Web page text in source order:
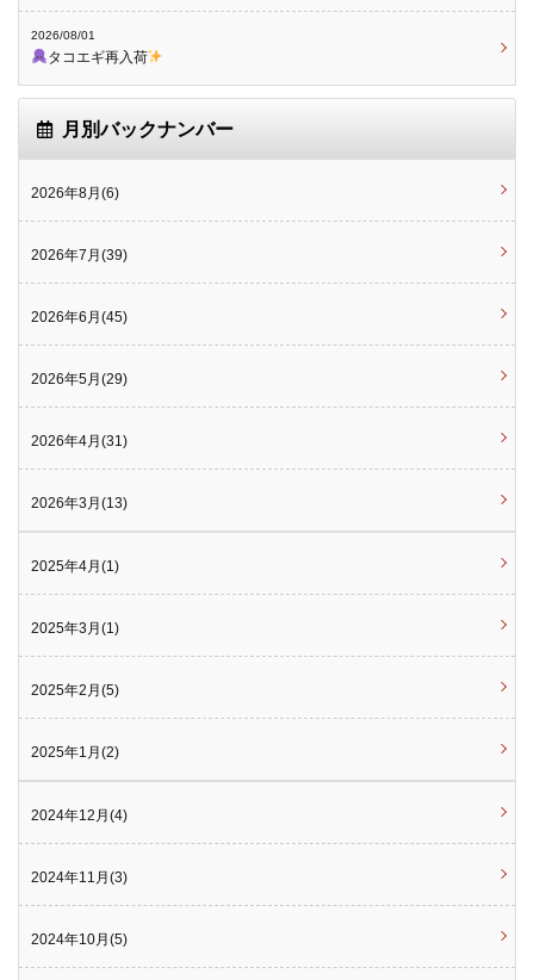
2026/08/01
タコエギ再入荷
月別バックナンバー
2026年8月(6)
2026年7月(39)
2026年6月(45)
2026年5月(29)
2026年4月(31)
2026年3月(13)
2025年4月(1)
2025年3月(1)
2025年2月(5)
2025年1月(2)
2024年12月(4)
2024年11月(3)
2024年10月(5)